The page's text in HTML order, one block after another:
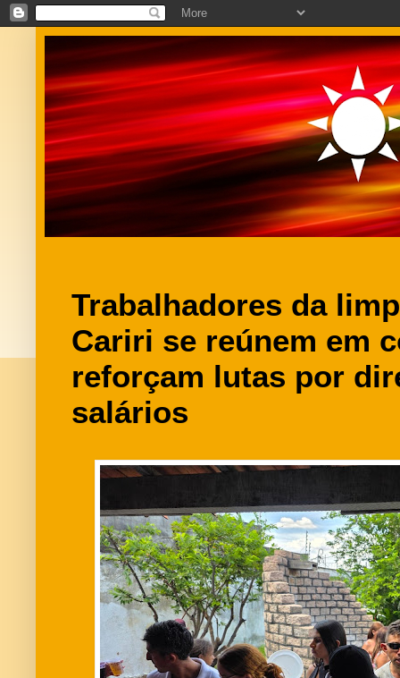
Trabalhadores da
Cariri se reúnem em
reforçam lutas por
salários